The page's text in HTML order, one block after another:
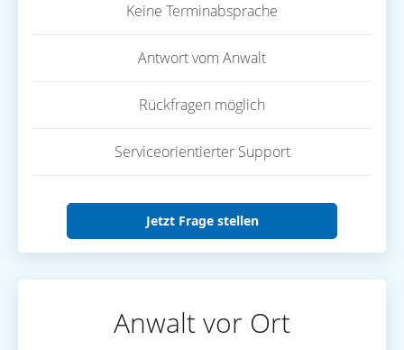
Keine Terminabsprache
Antwort vom Anwalt
Rückfragen möglich
Serviceorientierter Support
Jetzt Frage stellen
Anwalt vor Ort